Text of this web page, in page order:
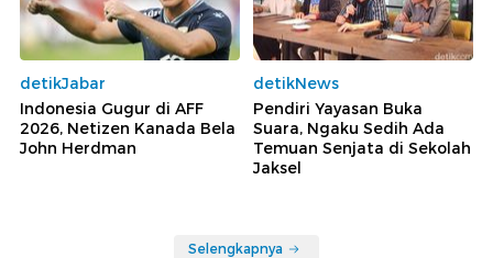
detikJabar
Indonesia Gugur di AFF
2026, Netizen Kanada Bela
John Herdman
detikNews
Pendiri Yayasan Buka
Suara, Ngaku Sedih Ada
Temuan Senjata di Sekolah
Jaksel
Selengkapnya